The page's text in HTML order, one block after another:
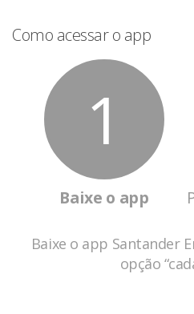
Como acessar o app
1
Baixe o app
Baixe o app Santander
opção